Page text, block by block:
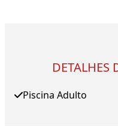
Piscina Adulto